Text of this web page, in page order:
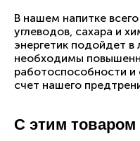
В нашем напитке
углеводов, сахара и
энергетик подойдет
необходимы
работоспособности и
счет нашего
С этим товаром